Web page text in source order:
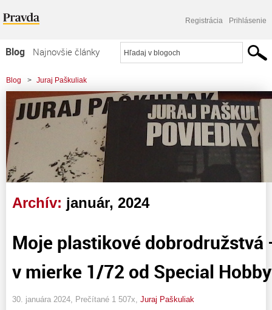
Registrácia Prihlásenie
Blog
Najnovšie články
Najčítanejšie články
Najkomentovanejšie články
Zoznam blogov
Komerčné blogy
Blog > Juraj Paškuliak
Archív: január, 2024
Moje plastikové dobrodružstvá
v mierke 1/72 od Special Hobby
30. januára 2024, Prečítané 1 507x, Juraj Paškuliak